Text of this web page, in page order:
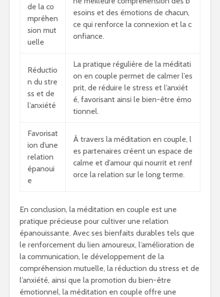
de la co
mpréhen
sion mut
uelle
esoins et des émotions de chacun,
ce qui renforce la connexion et la c
onfiance.
Réductio
n du stre
ss et de
l’anxiété
La pratique régulière de la méditati
on en couple permet de calmer l’es
prit, de réduire le stress et l’anxiét
é, favorisant ainsi le bien-être émo
tionnel.
Favorisat
ion d’une
relation
épanoui
e
À travers la méditation en couple, l
es partenaires créent un espace de
calme et d’amour qui nourrit et renf
orce la relation sur le long terme.
En conclusion, la méditation en couple est une
pratique précieuse pour cultiver une relation
épanouissante. Avec ses bienfaits durables tels que
le renforcement du lien amoureux, l’amélioration de
la communication, le développement de la
compréhension mutuelle, la réduction du stress et de
l’anxiété, ainsi que la promotion du bien-être
émotionnel, la méditation en couple offre une